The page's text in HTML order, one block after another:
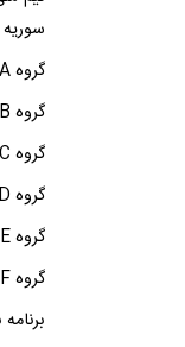
گروه A: عربستان، کویت، عمان، فلسطین
گروه B: ازبکستان، بحرین، کره شمالی، اردن
گروه C: ایران، سوریه، قرقیزستان، چین
گروه D: استرالیا، تاجیکستان، عراق، سنگاپور
گروه E: کره‌جنوبی، امارات، ویتنام، برنده بازی لبنان و یمن
گروه F: ژاپن، قطر، تایلند، اندونزی